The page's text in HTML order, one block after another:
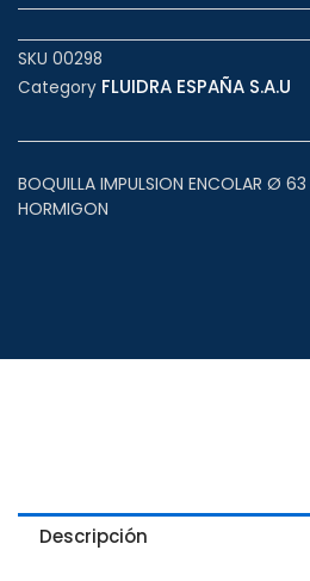
SKU 00298
Category FLUIDRA ESPAÑA S.A.U
BOQUILLA IMPULSION ENCOLAR Ø
HORMIGON
Descripción